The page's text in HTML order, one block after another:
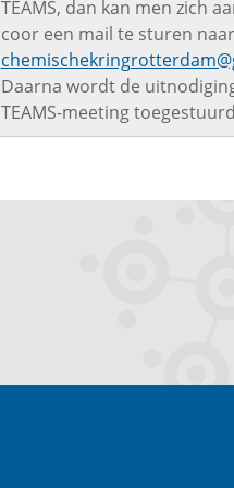
TEAMS, dan kan men zich
coor een mail te sturen naar
Daarna wordt de
TEAMS-meeting